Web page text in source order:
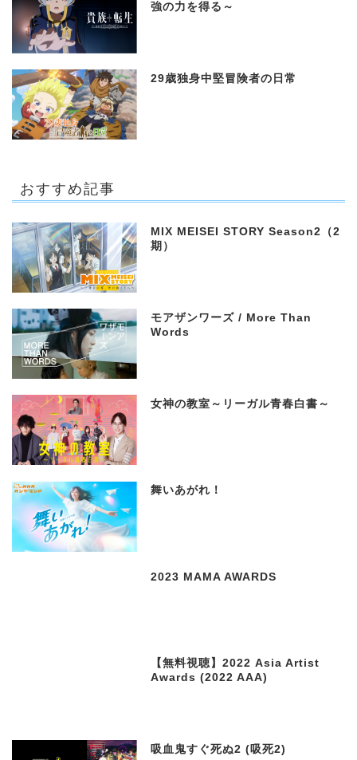
強の力を得る～
29歳独身中堅冒険者の日常
おすすめ記事
MIX MEISEI STORY Season2（2
期）
モアザンワーズ / More Than
Words
女神の教室～リーガル青春白書～
舞いあがれ！
2023 MAMA AWARDS
【無料視聴】2022 Asia Artist
Awards (2022 AAA)
吸血鬼すぐ死ぬ2 (吸死2)